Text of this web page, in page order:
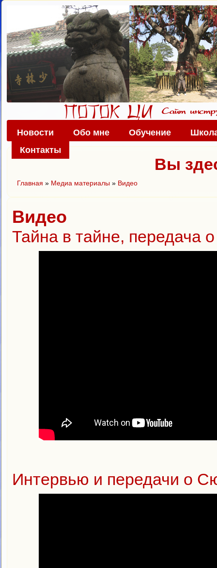
Новости Обо мне Обучение
Контакты
Вы
Главная » Медиа материалы» Видео
Видео
Тайна в тайне, передача
Интервью и передачи о